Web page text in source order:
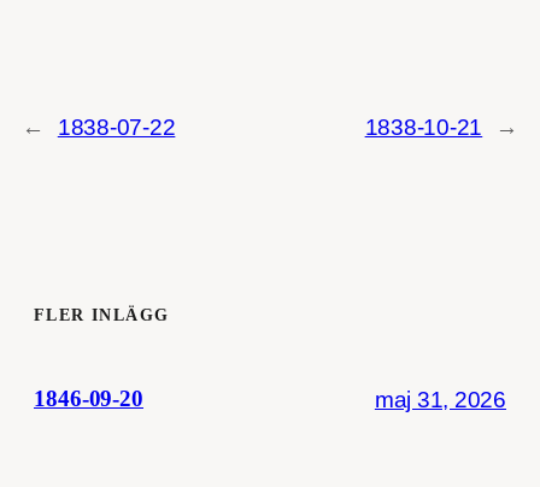
← 1838-07-22 1838-10-21 →
FLER INLÄGG
1846-09-20 maj 31, 2026